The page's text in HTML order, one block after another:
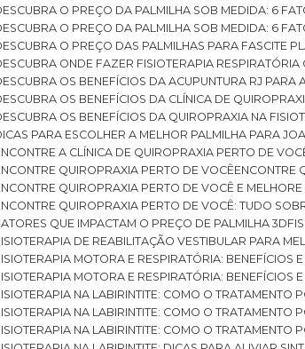
DESCUBRA O PREÇO DA PALMILHA SOB MEDIDA: 6
DESCUBRA O PREÇO DA PALMILHA SOB MEDIDA: 6
DESCUBRA O PREÇO DAS PALMILHAS PARA FASCITE
DESCUBRA ONDE FAZER FISIOTERAPIA
DESCUBRA OS BENEFÍCIOS DA ACUPUNTURA RJ PARA
DESCUBRA OS BENEFÍCIOS DA CLÍNICA DE
DESCUBRA OS BENEFÍCIOS DA QUIROPRAXIA NA
DICAS PARA ESCOLHER A MELHOR PALMILHA PARA
ENCONTRE A CLÍNICA DE QUIROPRAXIA PERTO DE
ENCONTRE QUIROPRAXIA PERTO DE VOCÊ
ENCONTRE QUIROPRAXIA PERTO DE VOCÊ E
ENCONTRE QUIROPRAXIA PERTO DE VOCÊ: TUDO
FATORES QUE IMPACTAM O PREÇO DE PALMILHA 3D
FISIOTERAPIA DE REABILITAÇÃO VESTIBULAR PARA
FISIOTERAPIA MOTORA E RESPIRATÓRIA: BENEFÍCIOS
FISIOTERAPIA MOTORA E RESPIRATÓRIA: BENEFÍCIOS
FISIOTERAPIA NA LABIRINTITE: COMO O TRATAMENTO
FISIOTERAPIA NA LABIRINTITE: COMO O
FISIOTERAPIA NA LABIRINTITE: COMO O